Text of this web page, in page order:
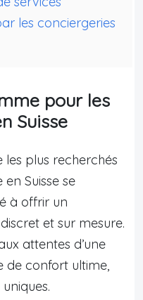
les conciergeries
pour les
Suisse
les plus recherchés
Suisse se
à offrir un
et sur mesure.
attentes d’une
de confort ultime,